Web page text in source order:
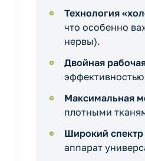
Технология
что особенно
нервы).
Двойная
эффективностью
Максимальная
плотными
Широкий
аппарат